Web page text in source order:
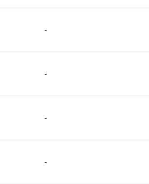
-
-
-
-